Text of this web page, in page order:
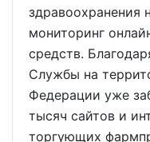
здравоохранения
мониторинг
средств.
Службы на
Федерации уже
тысяч сайтов и
торгующих